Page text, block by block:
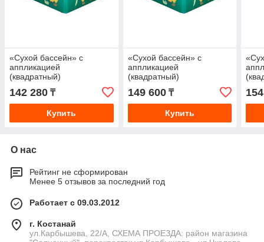
«Сухой бассейн» с
аппликацией
(квадратный)
142 280 ₸
Купить
«Сухой бассейн» с
аппликацией
(квадратный)
149 600₸
Купить
О нас
Рейтинг не сформирован
Менее 5 отзывов за последний год
Работает с 09.03.2012
г. Костанай
ул.Карбышева, 22/А, СХЕМА ПРОЕЗДА: район магазина